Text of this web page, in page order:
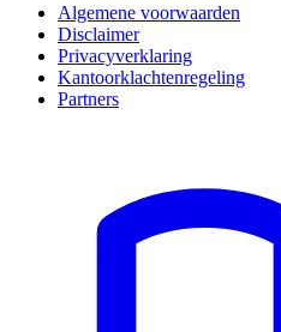
Algemene voorwaarden
Disclaimer
Privacyverklaring
Kantoorklachtenregeling
Partners